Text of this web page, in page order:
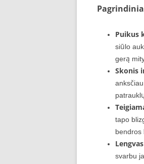
Puikus
siūlo
gerą
Skonis
tapo
bendros
svarbu